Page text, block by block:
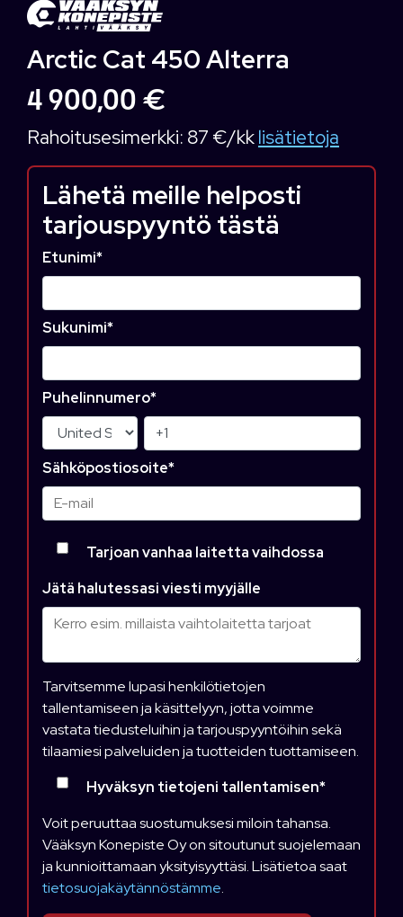
Arctic Cat 450 Alterra
4 900,00 €
Rahoitusesimerkki: 87 €/kklisätietoja
Lähetä meille helposti
tarjouspyyntö tästä
Etunimi*
Sukunimi*
Puhelinnumero*
Sähköpostiosoite*
Tarjoan vanhaa laitetta vaihdossa
Jätä halutessasi viesti myyjälle
Tarvitsemme lupasi henkilötietojen
tallentamiseen ja käsittelyyn, jotta voimme
vastata tiedusteluihin ja tarjouspyyntöihin sekä
tilaamiesi palveluiden ja tuotteiden tuottamiseen.
Hyväksyn tietojeni tallentamisen*
Voit peruuttaa suostumuksesi miloin tahansa.
Vääksyn Konepiste Oy on sitoutunut suojelemaan
ja kunnioittamaan yksityisyyttäsi. Lisätietoa saat
tietosuojakäytännöstämme.